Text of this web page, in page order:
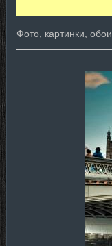
Фото, картинки, обои